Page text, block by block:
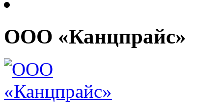
ООО «Канцпрайс»